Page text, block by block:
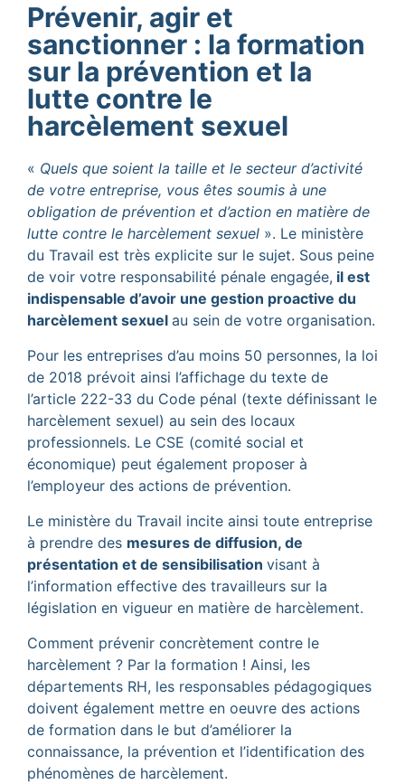
Prévenir, agir et
sanctionner : la formation
sur la prévention et la
lutte contre le
harcèlement sexuel
« Quels que soient la taille et le secteur d’activité
de votre entreprise, vous êtes soumis à une
obligation de prévention et d’action en matière de
lutte contre le harcèlement sexuel ». Le ministère
du Travail est très explicite sur le sujet. Sous peine
de voir votre responsabilité pénale engagée, il est
indispensable d’avoir une gestion proactive du
harcèlement sexuel au sein de votre organisation.
Pour les entreprises d’au moins 50 personnes, la loi
de 2018 prévoit ainsi l’affichage du texte de
l’article 222-33 du Code pénal (texte définissant le
harcèlement sexuel) au sein des locaux
professionnels. Le CSE (comité social et
économique) peut également proposer à
l’employeur des actions de prévention.
Le ministère du Travail incite ainsi toute entreprise
à prendre des mesures de diffusion, de
présentation et de sensibilisation visant à
l’information effective des travailleurs sur la
législation en vigueur en matière de harcèlement.
Comment prévenir concrètement contre le
harcèlement ? Par la formation ! Ainsi, les
départements RH, les responsables pédagogiques
doivent également mettre en oeuvre des actions
de formation dans le but d’améliorer la
connaissance, la prévention et l’identification des
phénomènes de harcèlement.